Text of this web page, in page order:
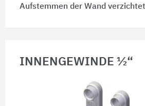
Aufstemmen der Wand
INNENGEWINDE ½“